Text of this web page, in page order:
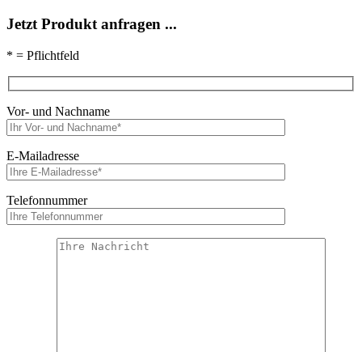
Jetzt Produkt anfragen ...
* = Pflichtfeld
Vor- und Nachname
E-Mailadresse
Telefonnummer